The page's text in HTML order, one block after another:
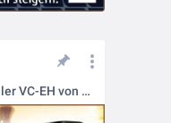
Outdoor-Infrarot-Heizstrahler VC-EH von Vitramo